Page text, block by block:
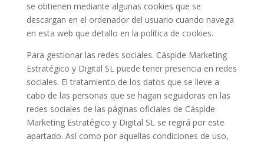
se obtienen mediante algunas cookies que se
descargan en el ordenador del usuario cuando navega
en esta web que detallo en la política de cookies.
Para gestionar las redes sociales. Cáspide Marketing
Estratégico y Digital SL puede tener presencia en redes
sociales. El tratamiento de los datos que se lleve a
cabo de las personas que se hagan seguidoras en las
redes sociales de las páginas oficiales de Cáspide
Marketing Estratégico y Digital SL se regirá por este
apartado. Así como por aquellas condiciones de uso,